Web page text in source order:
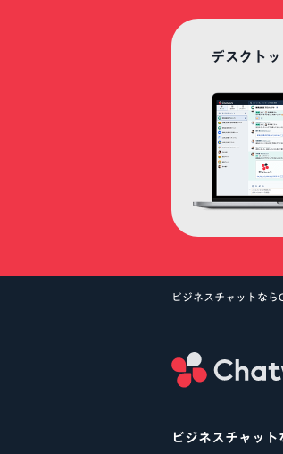
デスクト
ビジネスチャットな
ビジネスチャッ